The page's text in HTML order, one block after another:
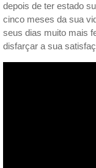
depois de ter estado
cinco meses da sua
seus dias muito mais
disfarçar a sua